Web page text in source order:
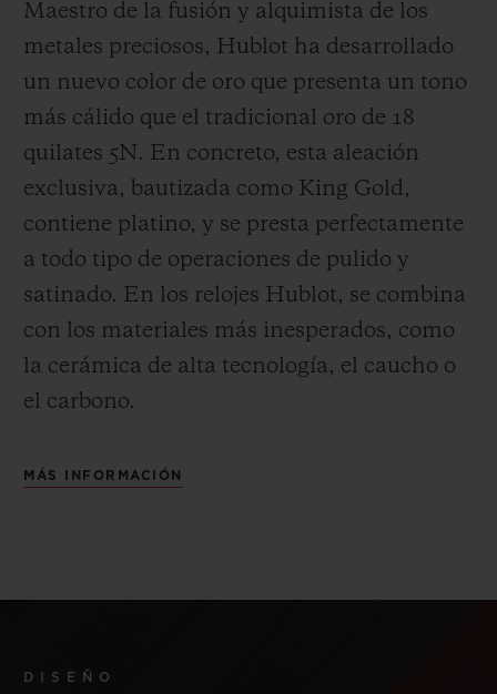
Maestro de la fusión y alquimista de los
metales preciosos, Hublot ha desarrollado
un nuevo color de oro que presenta un tono
más cálido que el tradicional oro de 18
quilates 5N. En concreto, esta aleación
exclusiva, bautizada como King Gold,
contiene platino, y se presta perfectamente
a todo tipo de operaciones de pulido y
satinado. En los relojes Hublot, se combina
con los materiales más inesperados, como
la cerámica de alta tecnología, el caucho o
el carbono.
MÁS INFORMACIÓN
DISEÑO